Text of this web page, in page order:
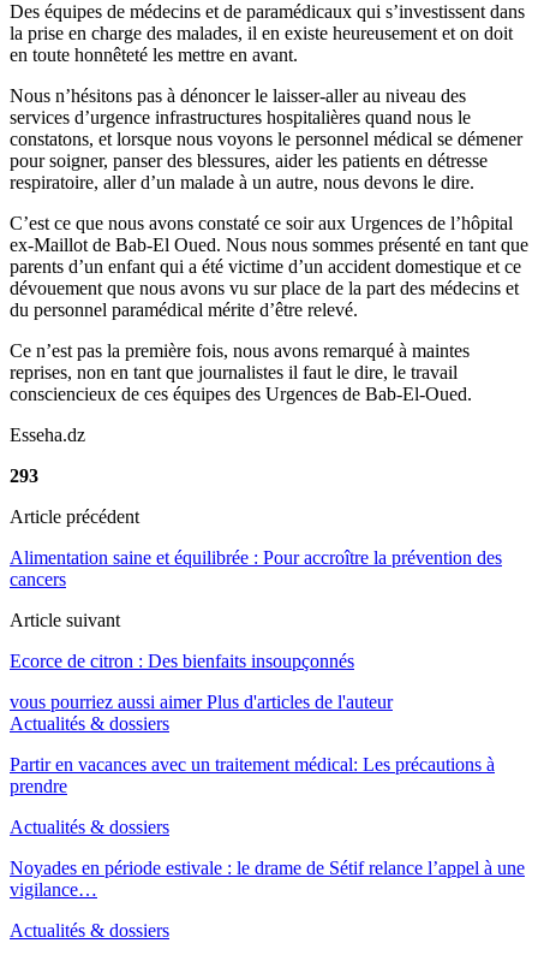
Des équipes de médecins et de paramédicaux qui s’investissent dans
la prise en charge des malades, il en existe heureusement et on doit
en toute honnêteté les mettre en avant.
Nous n’hésitons pas à dénoncer le laisser-aller au niveau des
services d’urgence infrastructures hospitalières quand nous le
constatons, et lorsque nous voyons le personnel médical se démener
pour soigner, panser des blessures, aider les patients en détresse
respiratoire, aller d’un malade à un autre, nous devons le dire.
C’est ce que nous avons constaté ce soir aux Urgences de l’hôpital
ex-Maillot de Bab-El Oued. Nous nous sommes présenté en tant que
parents d’un enfant qui a été victime d’un accident domestique et ce
dévouement que nous avons vu sur place de la part des médecins et
du personnel paramédical mérite d’être relevé.
Ce n’est pas la première fois, nous avons remarqué à maintes
reprises, non en tant que journalistes il faut le dire, le travail
consciencieux de ces équipes des Urgences de Bab-El-Oued.
Esseha.dz
293
Article précédent
Alimentation saine et équilibrée : Pour accroître la prévention des
cancers
Article suivant
Ecorce de citron : Des bienfaits insoupçonnés
vous pourriez aussi aimer Plus d'articles de l'auteur
Actualités & dossiers
Partir en vacances avec un traitement médical: Les précautions à
prendre
Actualités & dossiers
Noyades en période estivale : le drame de Sétif relance l’appel à une
vigilance…
Actualités & dossiers